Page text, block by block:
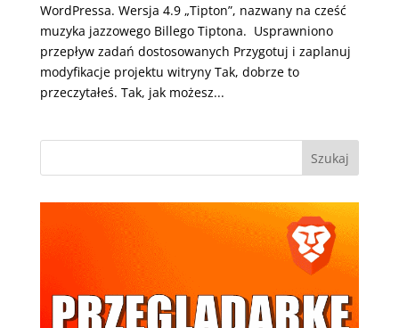
WordPressa. Wersja 4.9 „Tipton”, nazwany na cześć
muzyka jazzowego Billego Tiptona. Usprawniono
przepływ zadań dostosowanych Przygotuj i zaplanuj
modyfikacje projektu witryny Tak, dobrze to
przeczytałeś. Tak, jak możesz...